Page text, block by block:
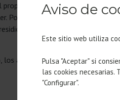
propietario; y las
Poco después
residió en uno de
los almacenes y
Aviso de
Este sitio web utiliza
Pulsa "Aceptar" si
las cookies necesarias.
"Configurar".